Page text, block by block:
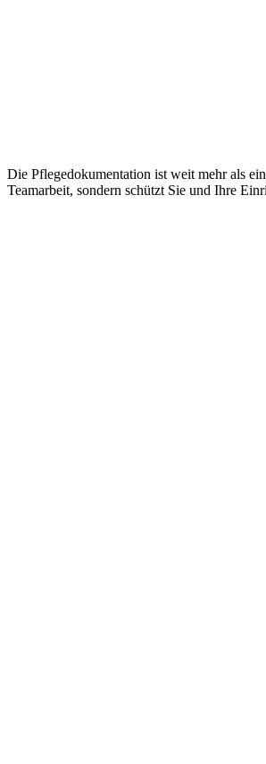
Die Pflegedokumentation ist weit mehr als
Teamarbeit, sondern schützt Sie und Ihre